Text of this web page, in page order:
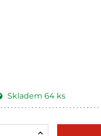
Skladem 64 ks
Sázavou